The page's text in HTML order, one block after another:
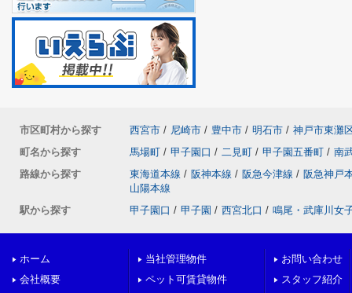
市区町村から探す 西宮市 / 尼崎市 / 豊中市 / 明石市 / 神戸市東灘
町名から探す
馬場町 / 甲子園口 / 二見町 / 甲子園五番町 / 南
路線から探す
東海道本線 / 阪神本線 / 阪急今津線 / 阪急神戸
山陽本線
駅から探す
甲子園口 / 甲子園 / 西宮北口 / 鳴尾・武庫川女
ホーム
会社概要
当社管理物件
ペット可賃貸物件
お問い合わせ
スタッフ紹介